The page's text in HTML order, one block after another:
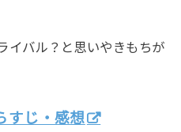
イバル？と思いやきもちが
すじ・感想